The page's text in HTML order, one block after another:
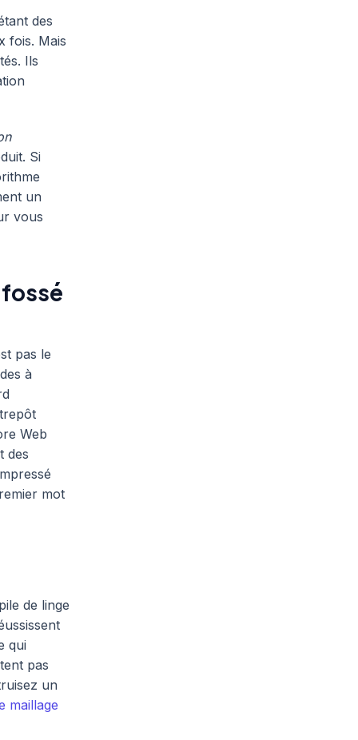
des
fois. Mais
Ils
Si
un
vous
pas le
à
Web
des
mot
de linge
qui
pas
un
maillage